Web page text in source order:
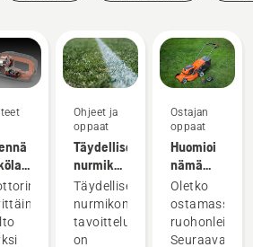
Ohjeet ja
oppaat
Täydellisen
nurmikon
kasvattaminen
Täydellisen
nurmikon
tavoittelu
on
Ostajan
oppaat
Huomioi
nämä
neljä
seikkaa,
kun olet
ostamassa
Oletko
ostamassa
Seuraavat